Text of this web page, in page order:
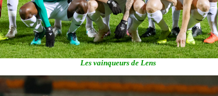
Les vainqueurs de Lens